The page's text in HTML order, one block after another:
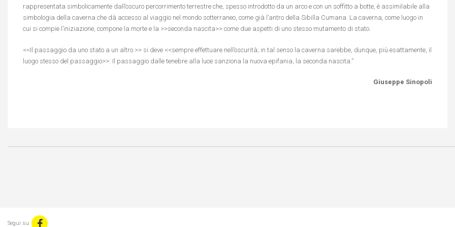
rappresentata simbolicamente dall’oscuro percorrimento terrestre che, spesso introdotto da un arco e con un soffitto a botte, è assimilabile alla
simbologia della caverna che dà accesso al viaggio nel mondo sotterraneo, come già l’antro della Sibilla Cumana. La caverna, come luogo in
cui si compie l’iniziazione, compone la morte e la >>seconda nascita>> come due aspetti di uno stesso mutamento di stato.
<<Il passaggio da uno stato a un altro >> si deve <<sempre effettuare nell’oscurità; in tal senso la caverna sarebbe, dunque, più esattamente, il
luogo stesso del passaggio>>: Il passaggio dalle tenebre alla luce sanziona la nuova epifania, la seconda nascita.”
Giuseppe Sinopoli
Segui su